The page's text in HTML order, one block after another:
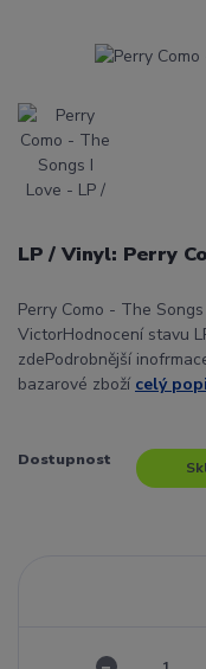
LP / Vinyl: Perry
Perry Como - The
VictorHodnocení stavu
zdePodrobnější
bazarové zboží celý
Dostupnost